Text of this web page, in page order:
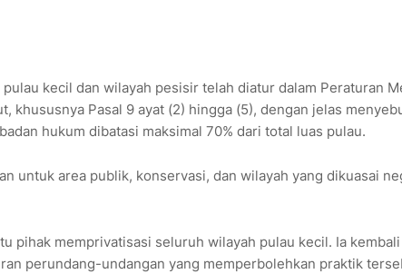
kecil dan wilayah pesisir telah diatur dalam Peraturan
khususnya Pasal 9 ayat (2) hingga (5), dengan jelas
hukum dibatasi maksimal 70% dari total luas pulau.
untuk area publik, konservasi, dan wilayah yang dikuasai
pihak memprivatisasi seluruh wilayah pulau kecil. Ia kembali
perundang-undangan yang memperbolehkan praktik